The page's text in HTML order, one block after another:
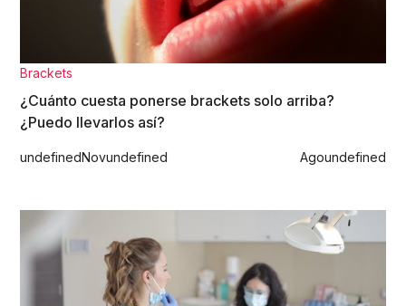
Brackets
¿Cuánto cuesta ponerse brackets solo arriba?
¿Puedo llevarlos así?
undefinedNovundefined Agoundefined